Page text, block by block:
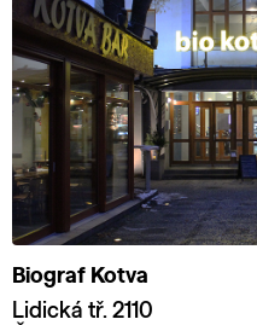
Biograf Kotva
Lidická tř. 2110